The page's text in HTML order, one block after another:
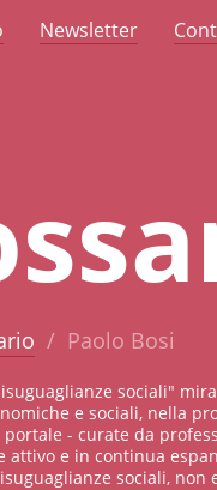
Newsletter
Paolo Bosi
sociali"
e sociali, nella
portale - curate da
attivo e in continua
sociali, non